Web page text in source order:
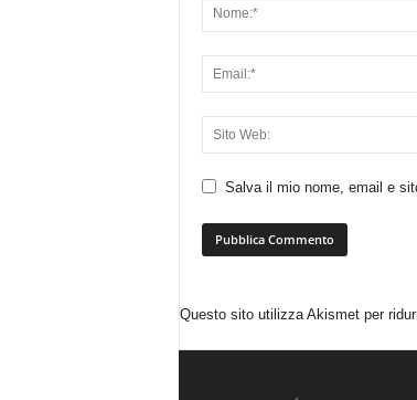
Salva il mio nome, email e
Questo sito utilizza Akismet per